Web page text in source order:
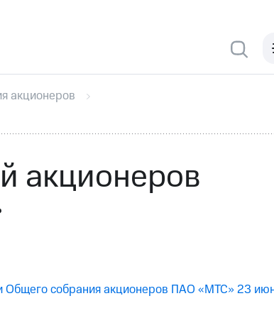
Медиа-центр
КонтактыНовости в регионе
Информация акционерам
облигаций Описание
Комплаенс и деловая этика
акционеров
акционеров
Общего собрания акционеров ПАО «МТС» 23